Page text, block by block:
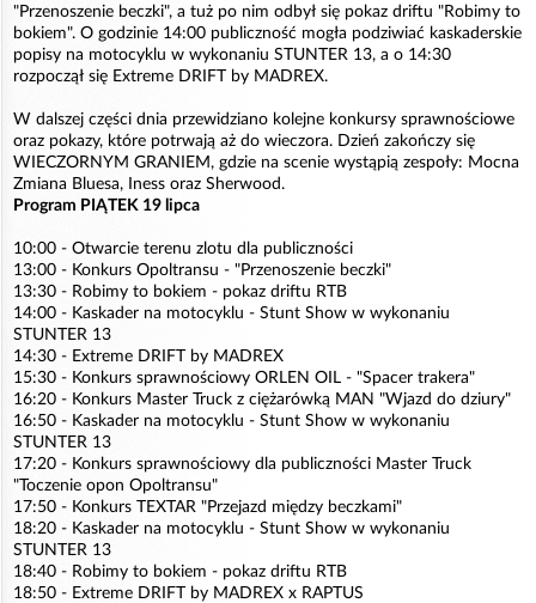
"Przenoszenie beczki", a tuż po nim odbył się pokaz driftu "Robimy to
bokiem". O godzinie 14:00 publiczność mogła podziwiać kaskaderskie
popisy na motocyklu w wykonaniu STUNTER 13, a o 14:30
rozpoczął się Extreme DRIFT by MADREX.
W dalszej części dnia przewidziano kolejne konkursy sprawnościowe
oraz pokazy, które potrwają aż do wieczora. Dzień zakończy się
WIECZORNYM GRANIEM, gdzie na scenie wystąpią zespoły: Mocna
Zmiana Bluesa, Iness oraz Sherwood.
Program PIĄTEK 19 lipca
10:00 - Otwarcie terenu zlotu dla publiczności
13:00 - Konkurs Opoltransu - "Przenoszenie beczki"
13:30 - Robimy to bokiem - pokaz driftu RTB
14:00 - Kaskader na motocyklu - Stunt Show w wykonaniu
STUNTER 13
14:30 - Extreme DRIFT by MADREX
15:30 - Konkurs sprawnościowy ORLEN OIL - "Spacer trakera"
16:20 - Konkurs Master Truck z ciężarówką MAN "Wjazd do dziury"
16:50 - Kaskader na motocyklu - Stunt Show w wykonaniu
STUNTER 13
17:20 - Konkurs sprawnościowy dla publiczności Master Truck
"Toczenie opon Opoltransu"
17:50 - Konkurs TEXTAR "Przejazd między beczkami"
18:20 - Kaskader na motocyklu - Stunt Show w wykonaniu
STUNTER 13
18:40 - Robimy to bokiem - pokaz driftu RTB
18:50 - Extreme DRIFT by MADREX x RAPTUS